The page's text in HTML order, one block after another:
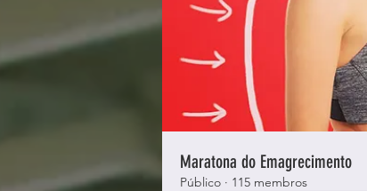
Maratona do Emagrecimento
Público · 115 membros